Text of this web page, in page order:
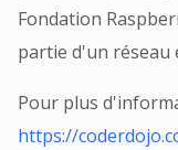
Fondation
partie d'un réseau
Pour plus
https://